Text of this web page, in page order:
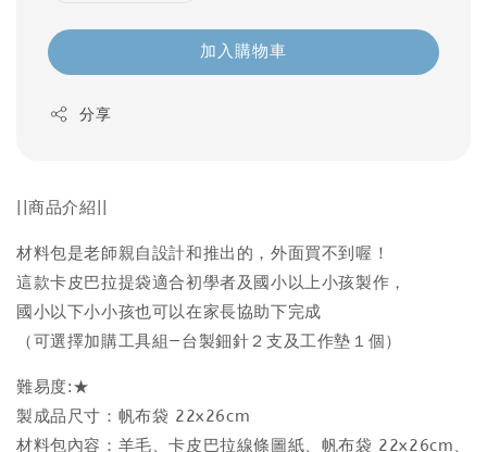
加入購物車
分享
||商品介紹||
材料包是老師親自設計和推出的，外面買不到喔！
這款卡皮巴拉提袋適合初學者及國小以上小孩製作，
國小以下小小孩也可以在家長協助下完成
（可選擇加購工具組—台製鈿針２支及工作墊１個）
難易度:★
製成品尺寸：帆布袋 22x26cm
材料包內容：羊毛、卡皮巴拉線條圖紙、帆布袋 22x26cm、